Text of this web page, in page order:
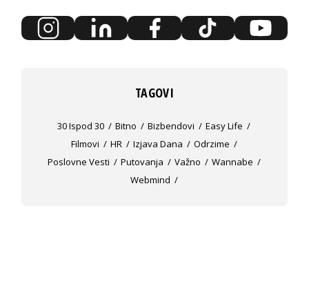
TAGOVI
30 Ispod 30 Bitno Bizbendovi
Easy Life
Filmovi
HR Izjava Dana
Odrzime
Poslovne Vesti
Putovanja Važno
Wannabe
Webmind